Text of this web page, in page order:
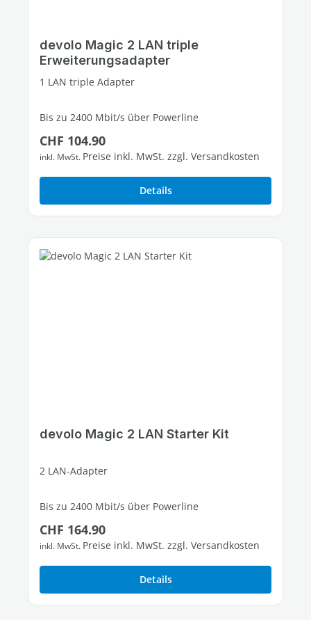
devolo Magic 2 LAN triple
Erweiterungsadapter
1 LAN triple Adapter
Bis zu 2400 Mbit/s über Powerline
3 freie Gigabit-LAN-Ports
Regulärer Preis:
CHF 104.90
inkl. MwSt. Preise inkl. MwSt. zzgl. Versandkosten
Details
devolo Magic 2 LAN Starter Kit
2 LAN-Adapter
Bis zu 2400 Mbit/s über Powerline
1 freier Gigabit-LAN-Port
Regulärer Preis:
CHF 164.90
inkl. MwSt. Preise inkl. MwSt. zzgl. Versandkosten
Details